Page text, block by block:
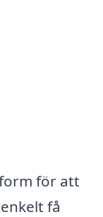
för att
få